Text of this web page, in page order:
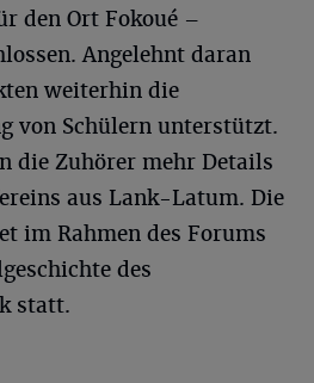
den Ort Fokoué –
Angelehnt daran
weiterhin die
von Schülern unterstützt.
die Zuhörer mehr Details
aus Lank-Latum. Die
im Rahmen des Forums
des
statt.